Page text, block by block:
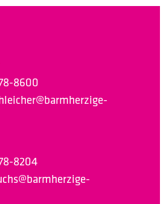
8600
8204